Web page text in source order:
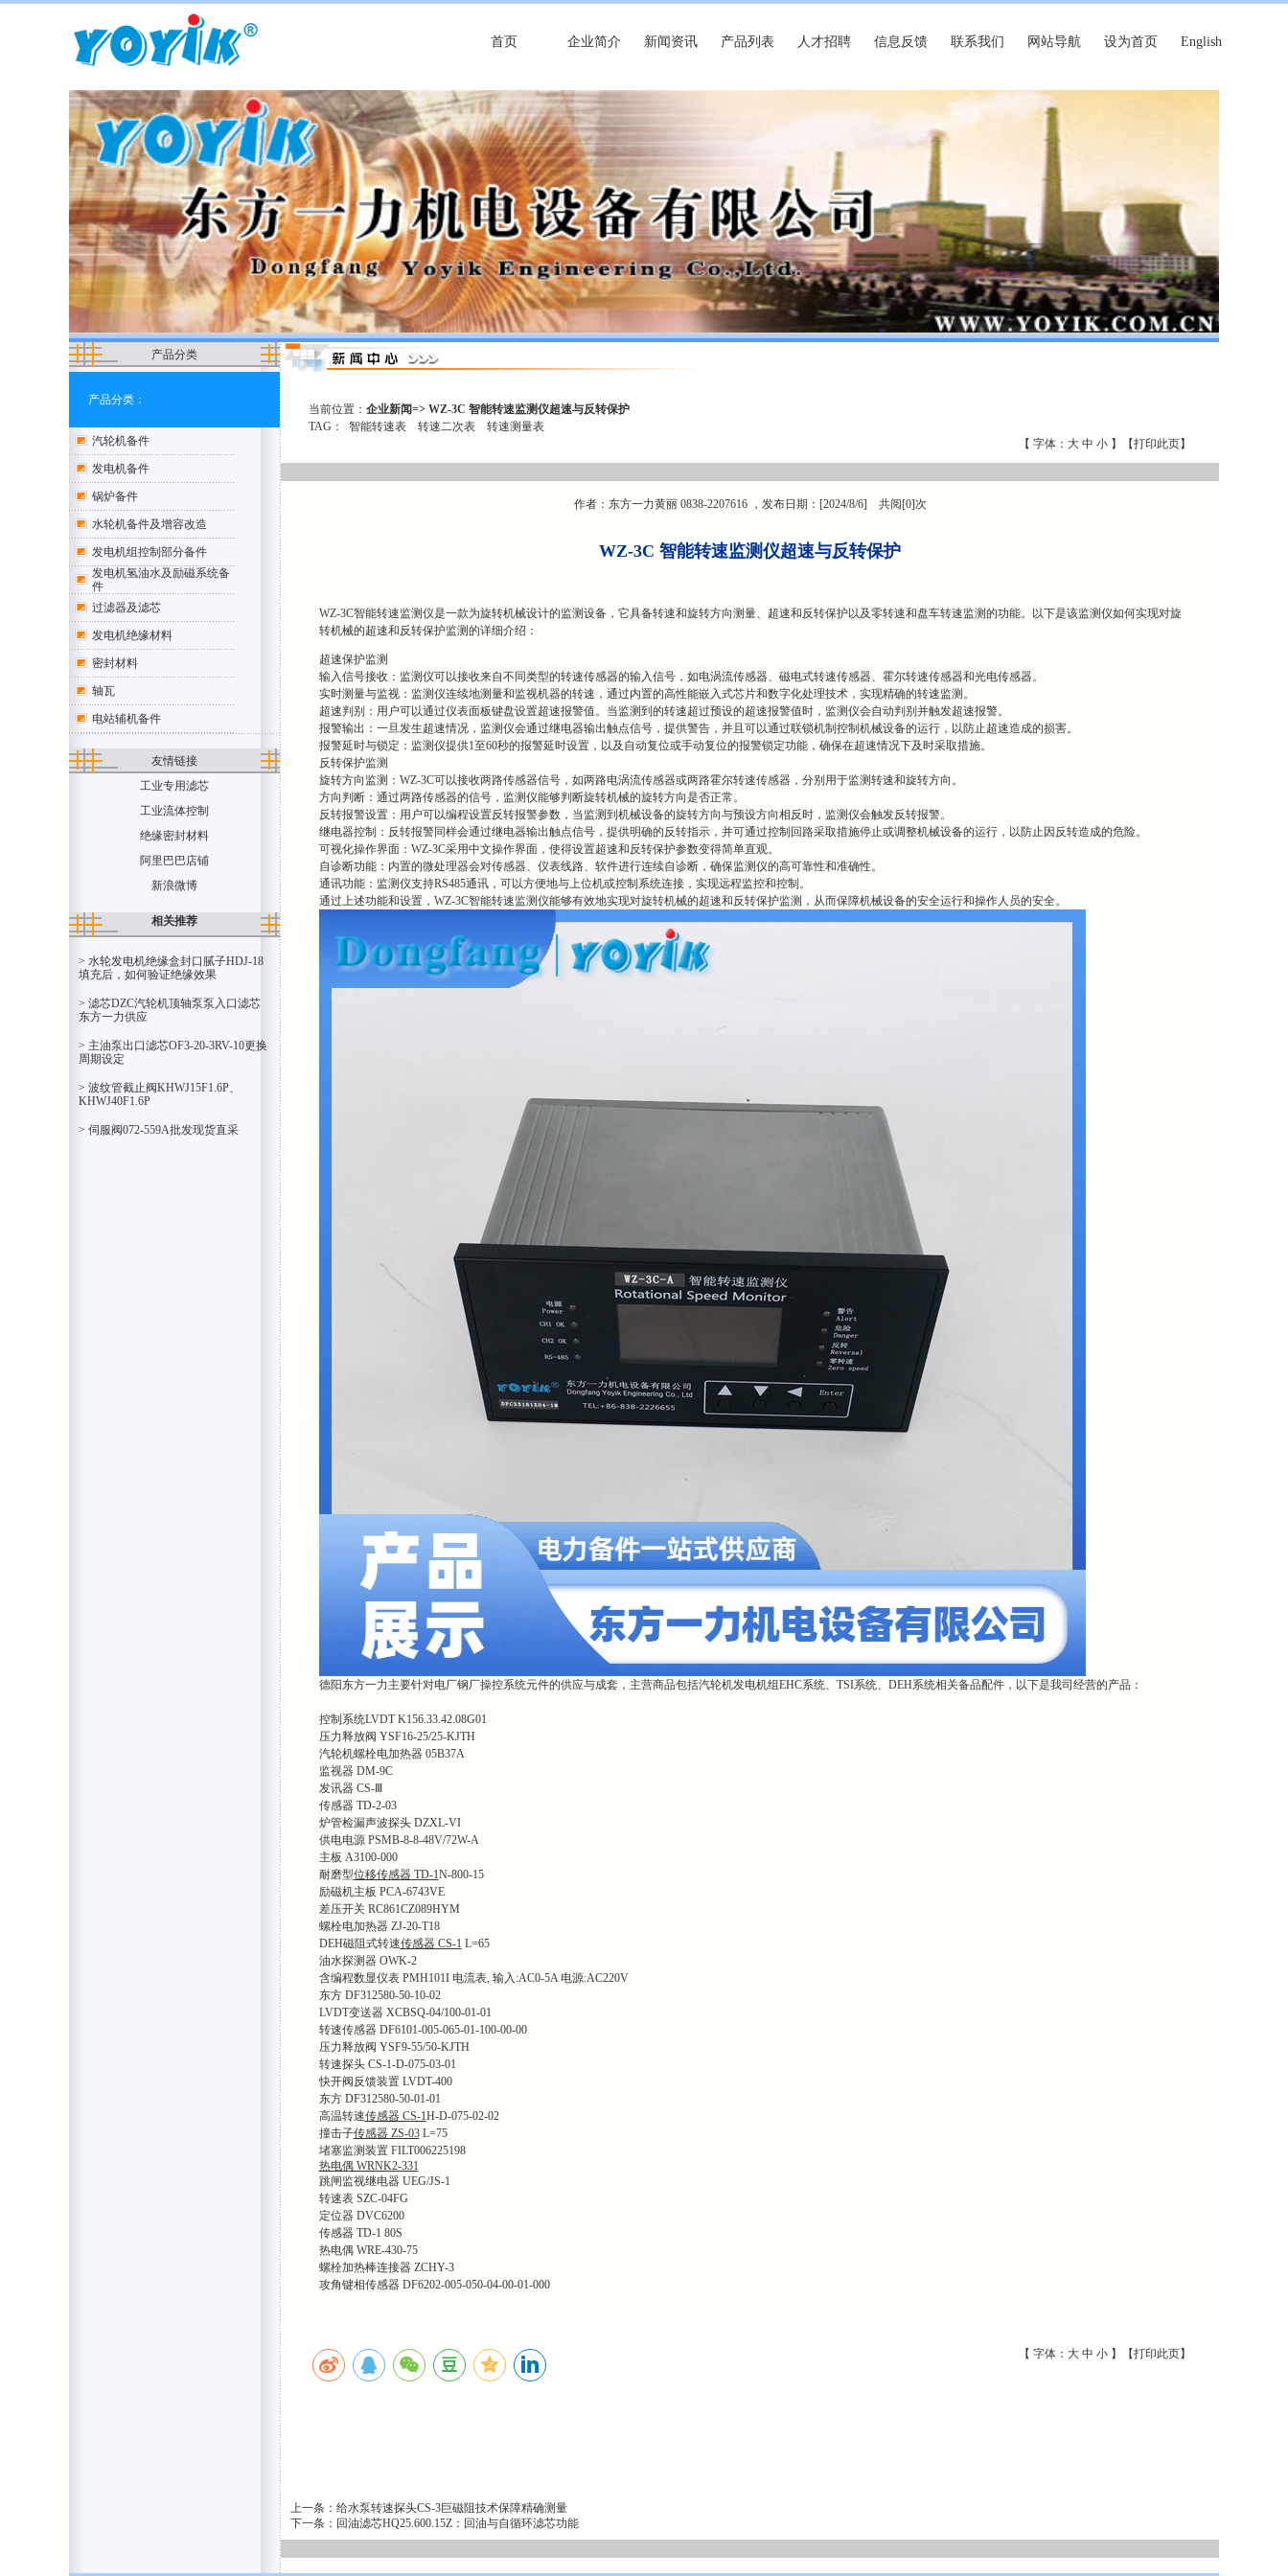
首页 企业简介 新闻资讯 产品列表 人才招聘 信息反馈 联系我们 网站导航 设为首页 English
产品分类
产品分类：
汽轮机备件
发电机备件
锅炉备件
水轮机备件及增容改造
发电机组控制部分备件
发电机氢油水及励磁系统备
件
过滤器及滤芯
发电机绝缘材料
密封材料
轴瓦
电站辅机备件
友情链接
工业专用滤芯
工业流体控制
绝缘密封材料
阿里巴巴店铺
新浪微博
相关推荐
> 水轮发电机绝缘盒封口腻子HDJ-18
填充后，如何验证绝缘效果
> 滤芯DZC汽轮机顶轴泵泵入口滤芯
东方一力供应
> 主油泵出口滤芯OF3-20-3RV-10更换
周期设定
> 波纹管截止阀KHWJ15F1.6P、
KHWJ40F1.6P
> 伺服阀072-559A批发现货直采
当前位置：企业新闻=> WZ-3C 智能转速监测仪超速与反转保护
TAG：智能转速表 转速二次表
转速测量表
【 字体： 大 中 小】【打印此页】
作者：东方一力黄丽 0838-2207616 ，发布日期：[2024/8/6] 共阅[0]次
WZ-3C 智能转速监测仪超速与反转保护
WZ-3C智能转速监测仪是一款为旋转机械设计的监测设备，它具备转速和旋转方向测量、超速和反转保护以及零转速和盘车转速监测的功能。以下是该监测仪如何实现对旋
转机械的超速和反转保护监测的详细介绍：
超速保护监测
输入信号接收：监测仪可以接收来自不同类型的转速传感器的输入信号，如电涡流传感器、磁电式转速传感器、霍尔转速传感器和光电传感器。
实时测量与监视：监测仪连续地测量和监视机器的转速，通过内置的高性能嵌入式芯片和数字化处理技术，实现精确的转速监测。
超速判别：用户可以通过仪表面板键盘设置超速报警值。当监测到的转速超过预设的超速报警值时，监测仪会自动判别并触发超速报警。
报警输出：一旦发生超速情况，监测仪会通过继电器输出触点信号，提供警告，并且可以通过联锁机制控制机械设备的运行，以防止超速造成的损害。
报警延时与锁定：监测仪提供1至60秒的报警延时设置，以及自动复位或手动复位的报警锁定功能，确保在超速情况下及时采取措施。
反转保护监测
旋转方向监测：WZ-3C可以接收两路传感器信号，如两路电涡流传感器或两路霍尔转速传感器，分别用于监测转速和旋转方向。
方向判断：通过两路传感器的信号，监测仪能够判断旋转机械的旋转方向是否正常。
反转报警设置：用户可以编程设置反转报警参数，当监测到机械设备的旋转方向与预设方向相反时，监测仪会触发反转报警。
继电器控制：反转报警同样会通过继电器输出触点信号，提供明确的反转指示，并可通过控制回路采取措施停止或调整机械设备的运行，以防止因反转造成的危险。
可视化操作界面：WZ-3C采用中文操作界面，使得设置超速和反转保护参数变得简单直观。
自诊断功能：内置的微处理器会对传感器、仪表线路、软件进行连续自诊断，确保监测仪的高可靠性和准确性。
通讯功能：监测仪支持RS485通讯，可以方便地与上位机或控制系统连接，实现远程监控和控制。
通过上述功能和设置，WZ-3C智能转速监测仪能够有效地实现对旋转机械的超速和反转保护监测，从而保障机械设备的安全运行和操作人员的安全。
德阳东方一力主要针对电厂钢厂操控系统元件的供应与成套，主营商品包括汽轮机发电机组EHC系统、TSI系统、DEH系统相关备品配件，以下是我司经营的产品：
控制系统LVDT K156.33.42.08G01
压力释放阀 YSF16-25/25-KJTH
汽轮机螺栓电加热器 05B37A
监视器 DM-9C
发讯器 CS-Ⅲ
传感器 TD-2-03
炉管检漏声波探头 DZXL-VI
供电电源 PSMB-8-8-48V/72W-A
主板 A3100-000
耐磨型位移传感器 TD-1N-800-15
励磁机主板 PCA-6743VE
差压开关 RC861CZ089HYM
螺栓电加热器 ZJ-20-T18
DEH磁阻式转速传感器 CS-1 L=65
油水探测器 OWK-2
含编程数显仪表 PMH101I 电流表, 输入:AC0-5A 电源:AC220V
东方 DF312580-50-10-02
LVDT变送器 XCBSQ-04/100-01-01
转速传感器 DF6101-005-065-01-100-00-00
压力释放阀 YSF9-55/50-KJTH
转速探头 CS-1-D-075-03-01
快开阀反馈装置 LVDT-400
东方 DF312580-50-01-01
高温转速传感器 CS-1H-D-075-02-02
撞击子传感器 ZS-03L=75
堵塞监测装置 FILT006225198
热电偶 WRNK2-331
跳闸监视继电器 UEG/JS-1
转速表 SZC-04FG
定位器 DVC6200
传感器 TD-1 80S
热电偶 WRE-430-75
螺栓加热棒连接器 ZCHY-3
攻角键相传感器 DF6202-005-050-04-00-01-000
【 字体： 大 中 小】【打印此页】
上一条：给水泵转速探头CS-3巨磁阻技术保障精确测量
下一条：回油滤芯HQ25.600.15Z：回油与自循环滤芯功能